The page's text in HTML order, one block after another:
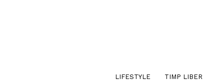
LIFESTYLE TIMP LIBER